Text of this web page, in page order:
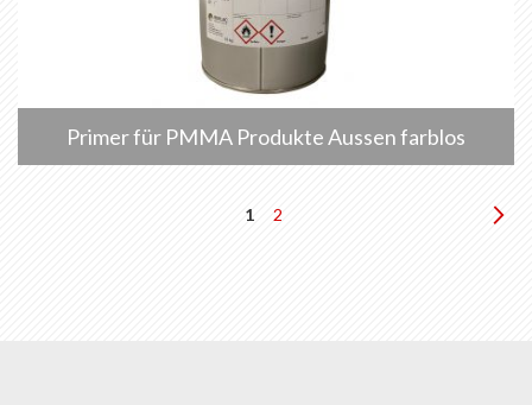
Primer für PMMA Produkte Aussen farblos
Seite
Sie
1 Seite
2